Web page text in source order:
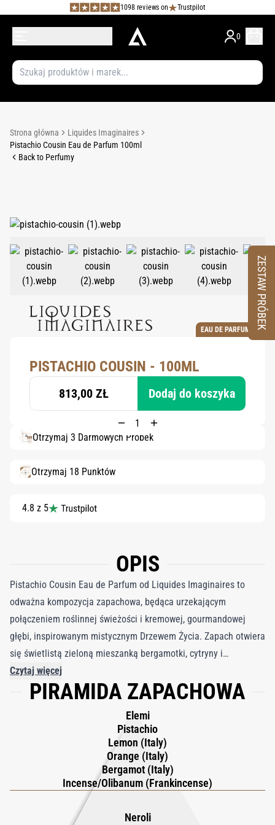
1098 reviews on Trustpilot
0
Strona główna
Liquides Imaginaires
Pistachio Cousin Eau de Parfum 100ml
Back to Perfumy
EAU DE PARFUM
PISTACHIO COUSIN - 100ML
813,00 ZŁ Dodaj do koszyka
Otrzymaj 3 Darmowych Próbek
Otrzymaj 18 Punktów
4.8 z 5
OPIS
Pistachio Cousin Eau de Parfum od Liquides Imaginaires to
odważna kompozycja zapachowa, będąca urzekającym
połączeniem roślinnej świeżości i kremowej, gourmandowej
głębi, inspirowanym mistycznym Drzewem Życia. Zapach otwiera
się świetlistą zieloną mieszanką bergamotki, cytryny i
pomarańczy Orpur, subtelnie wzbogaconą żywicą elemi oraz
nutą kadzidła. Ta żywa świeżość prowadzi do soczystego serca
ciepłość orzechów laskowych i migdałów. Nieoczekiwany akcent
czarnej cytryny, poddanej obróbce w słonej wodzie, wnosi
wytrawny, lekko kwaśny charakter, który pogłębia kompozycję i
kontrastuje z jej kremową słodyczą. Nuty herbaty Earl Grey oraz
kwiatów pomarańczy i cytryny dodają promiennej lekkości i
świeżości, wprowadzając powiew powietrzności i złożoności do
Czytaj więcej
PIRAMIDA ZAPACHOWA
Elemi
Pistachio
Lemon (Italy)
Orange (Italy)
Bergamot (Italy)
Incense/Olibanum (Frankincense)
Neroli
ZESTAW PRÓBEK